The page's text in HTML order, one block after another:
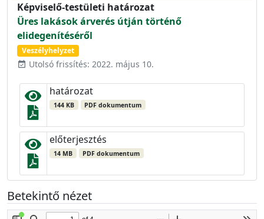
Képviselő-testületi határozat
Üres lakások árverés útján történő
elidegenítéséről
Veszélyhelyzet
event_available Utolsó frissítés: 2022. május 10.
határozat
144 KB PDF dokumentum
előterjesztés
14 MB PDF dokumentum
Betekintő nézet